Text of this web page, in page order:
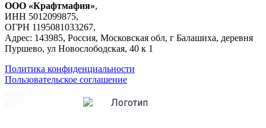
ООО «Крафтмафия»,
ИНН 5012099875,
ОГРН 1195081033267,
Адрес: 143985, Россия, Московская обл, г Балашиха, деревня
Пуршево, ул Новослободская, 40 к 1
Политика конфиденциальности
Пользовательское соглашение